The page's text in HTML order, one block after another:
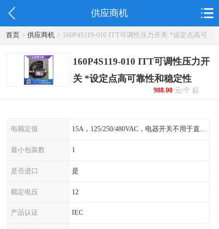
供应商机
首页> 供应商机> 160P4S119-010 ITT可调性压力开关 *设定点高可
靠性和稳定性
160P4S119-010 ITT可调性压力开
关 *设定点高可靠性和稳定性
988.00元/个 起
电额定值
最小包装数 1
是否进口 是
额定电压 12
产品认证 IEC